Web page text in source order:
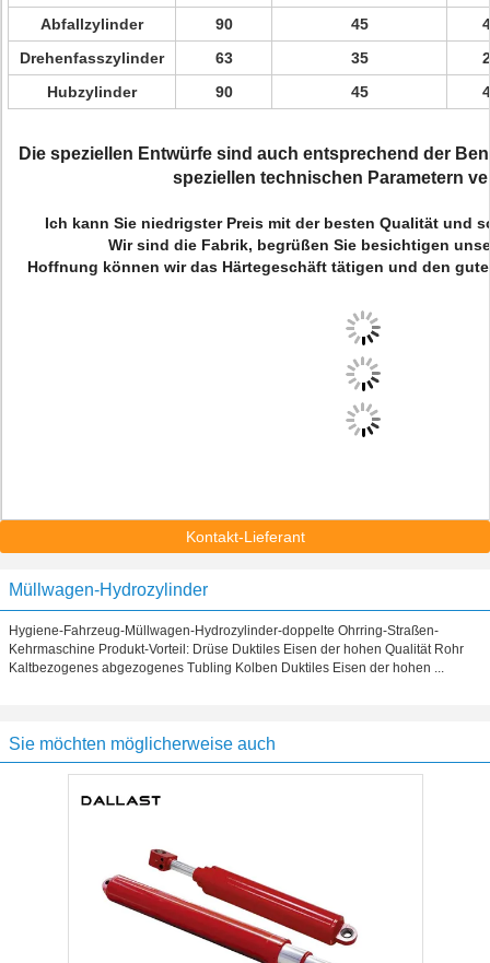
Abfallzylinder 90 45
Drehenfasszylinder
63 35
Hubzylinder
90 45
Die speziellen Entwürfe sind auch entsprechend der
speziellen technischen Parametern
Ich kann Sie niedrigster Preis mit der besten Qualität und
Wir sind die Fabrik, begrüßen Sie besichtigen
Hoffnung können wir das Härtegeschäft tätigen und den
Kontakt-Lieferant
Müllwagen-Hydrozylinder
Hygiene-Fahrzeug-Müllwagen-Hydrozylinder-doppelte Ohrring-Straßen-
Kehrmaschine Produkt-Vorteil: Drüse Duktiles Eisen der hohen Qualität Rohr
Kaltbezogenes abgezogenes Tubling Kolben Duktiles Eisen der hohen ...
Sie möchten möglicherweise auch